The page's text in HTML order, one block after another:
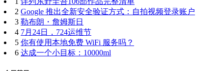
2 Google 推出全新安全验证方式：自拍视频登录账户
3 勒布朗・詹姆斯日
4 7月24日，724运维节
5 你有使用本地免费 WiFi 服务吗？
6 达成一个小目标：10000ml